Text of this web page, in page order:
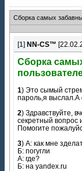
Сборка самых
[1] NN-CS™
Сборка
1) Это сымый
пароль,я выслал.А
2) Здравствуйте,
секретный вопрос
Помогите
3) А: как мне
Б: погугли
А: где?
Б: на yandex.ru